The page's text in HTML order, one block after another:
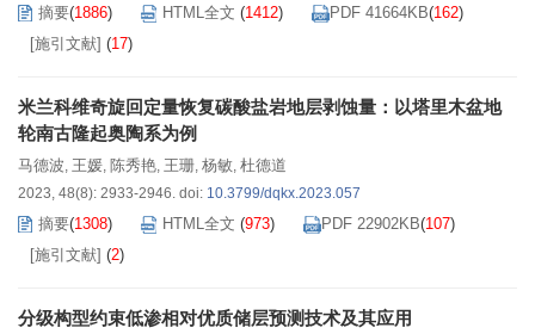
摘要(1886) HTML全文 (1412) PDF 41664KB(162)
[施引文献] (17)
米兰科维奇旋回定量恢复碳酸盐岩地层剥蚀量：以塔里木盆地
轮南古隆起奥陶系为例
马德波, 王媛, 陈秀艳, 王珊, 杨敏, 杜德道
2023, 48(8): 2933-2946. doi: 10.3799/dqkx.2023.057
摘要(1308) HTML全文 (973) PDF 22902KB(107)
[施引文献] (2)
分级构型约束低渗相对优质储层预测技术及其应用